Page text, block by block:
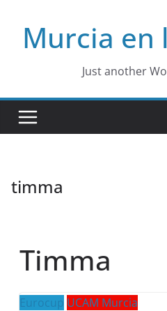
contentMurcia en
Just another
timma
Timma
Eurocup UCAM Murcia